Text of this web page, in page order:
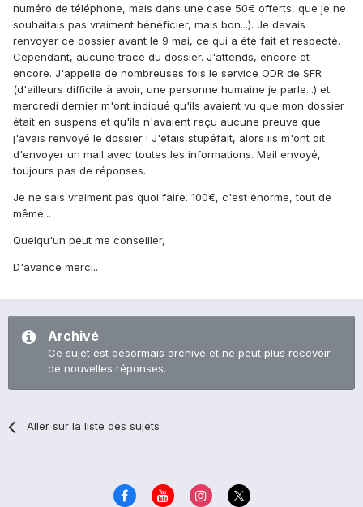
numéro de téléphone, mais dans une case 50€ offerts, que je ne
souhaitais pas vraiment bénéficier, mais bon...). Je devais
renvoyer ce dossier avant le 9 mai, ce qui a été fait et respecté.
Cependant, aucune trace du dossier. J'attends, encore et
encore. J'appelle de nombreuses fois le service ODR de SFR
(d'ailleurs difficile à avoir, une personne humaine je parle...) et
mercredi dernier m'ont indiqué qu'ils avaient vu que mon dossier
était en suspens et qu'ils n'avaient reçu aucune preuve que
j'avais renvoyé le dossier ! J'étais stupéfait, alors ils m'ont dit
d'envoyer un mail avec toutes les informations. Mail envoyé,
toujours pas de réponses.
Je ne sais vraiment pas quoi faire. 100€, c'est énorme, tout de
même...
Quelqu'un peut me conseiller,
D'avance merci..
Archivé
Ce sujet est désormais archivé et ne peut plus recevoir
de nouvelles réponses.
Aller sur la liste des sujets